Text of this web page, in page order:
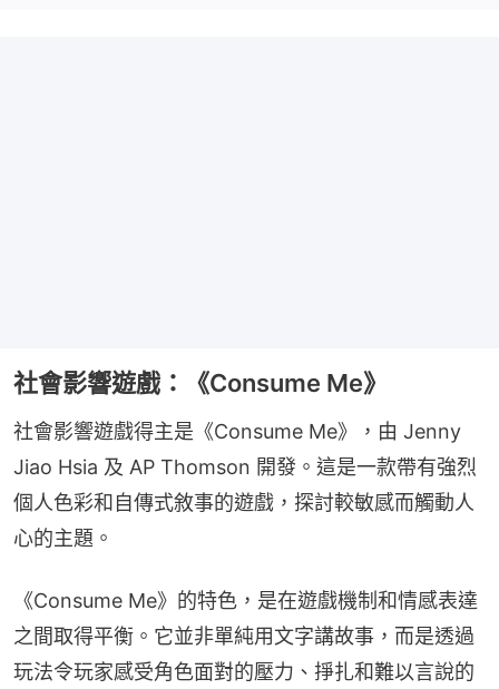
社會影響遊戲：《Consume Me》
社會影響遊戲得主是《Consume Me》，由 Jenny
Jiao Hsia 及 AP Thomson 開發。這是一款帶有強烈
個人色彩和自傳式敘事的遊戲，探討較敏感而觸動人
心的主題。
《Consume Me》的特色，是在遊戲機制和情感表達
之間取得平衡。它並非單純用文字講故事，而是透過
玩法令玩家感受角色面對的壓力、掙扎和難以言說的